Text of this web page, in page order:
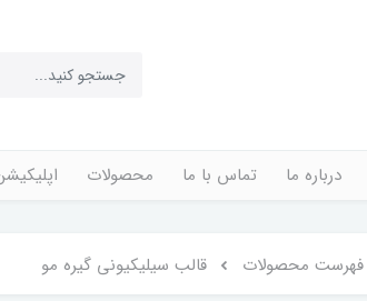
درباره ما تماس با ما محصولات
فهرست محصولات قالب سیلیکیونی گیره مو